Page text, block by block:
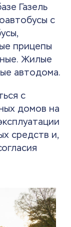
Газель
с
прицепы
Жилые
автодома.
с
домов на
средств и,